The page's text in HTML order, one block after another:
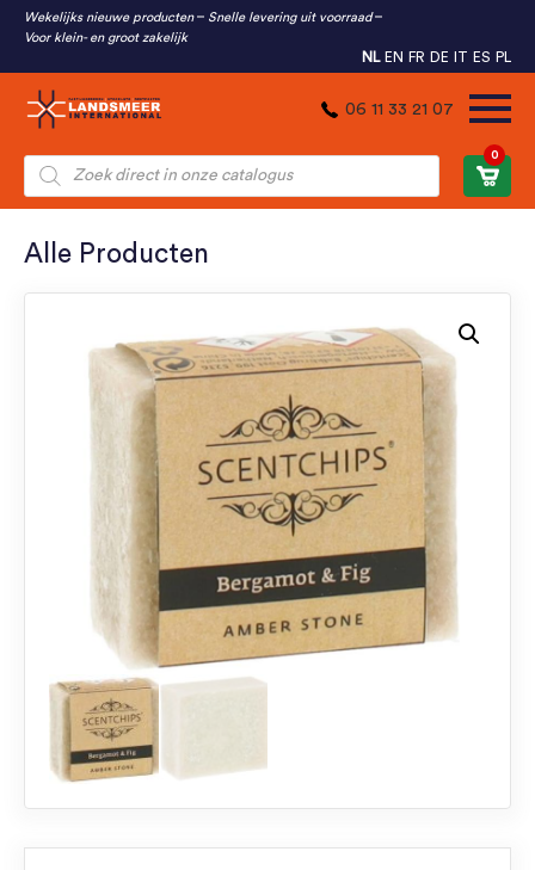
Wekelijks nieuwe producten
Snelle levering uit voorraad
Voor klein- en groot zakelijk
NL EN FR DE IT ES PL
06 11 33 21 07
Producten
zoeken
0
Alle Producten